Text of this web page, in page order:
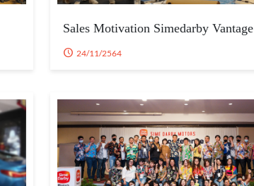
Sales Motivation Simedarby Vantage
24/11/2564